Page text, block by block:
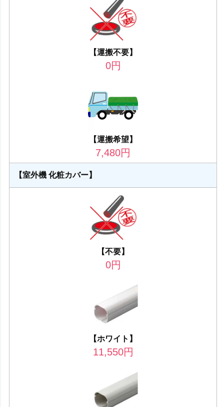
【運搬不要】
0円
【運搬希望】
7,480円
【室外機 化粧カバー】
【不要】
0円
【ホワイト】
11,550円